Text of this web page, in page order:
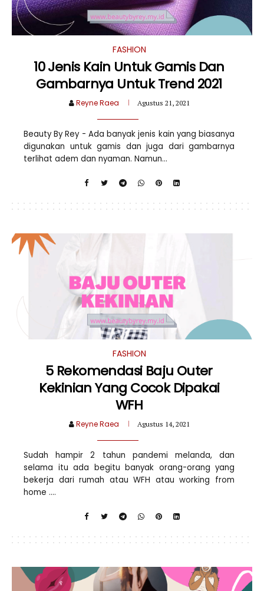
FASHION
10 Jenis Kain Untuk Gamis Dan
Gambarnya Untuk Trend 2021
Reyne Raea Agustus 21, 2021
Beauty By Rey - Ada banyak jenis kain yang biasanya
digunakan untuk gamis dan juga dari gambarnya
terlihat adem dan nyaman. Namun...
FASHION
5 Rekomendasi Baju Outer
Kekinian Yang Cocok Dipakai
WFH
Reyne Raea Agustus 14, 2021
Sudah hampir 2 tahun pandemi melanda, dan
selama itu ada begitu banyak orang-orang yang
bekerja dari rumah atau WFH atau working from
home ....